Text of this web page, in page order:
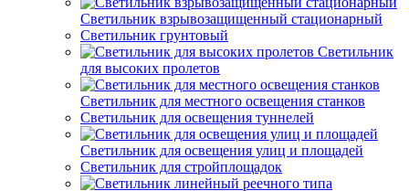
Светильник взрывозащищенный стационарный
Светильник грунтовый
Светильник
для высоких пролетов
Светильник для местного освещения станков
Светильник для освещения туннелей
Светильник для освещения улиц и площадей
Светильник для стройплощадок